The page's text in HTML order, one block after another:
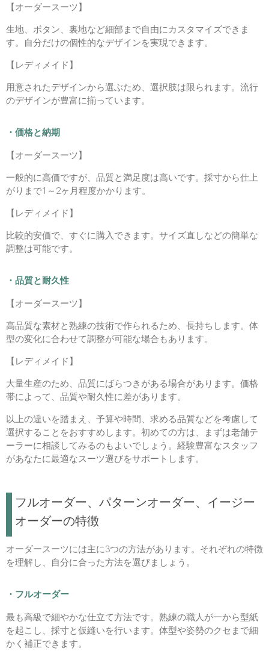
【オーダースーツ】
生地、ボタン、裏地など細部まで自由にカスタマイズできま
す。自分だけの個性的なデザインを実現できます。
【レディメイド】
用意されたデザインから選ぶため、選択肢は限られます。流行
のデザインが豊富に揃っています。
・価格と納期
【オーダースーツ】
一般的に高価ですが、品質と満足度は高いです。採寸から仕上
がりまで1～2ヶ月程度かかります。
【レディメイド】
比較的安価で、すぐに購入できます。サイズ直しなどの簡単な
調整は可能です。
・品質と耐久性
【オーダースーツ】
高品質な素材と熟練の技術で作られるため、長持ちします。体
型の変化に合わせて調整が可能な場合もあります。
【レディメイド】
大量生産のため、品質にばらつきがある場合があります。価格
帯によって、品質や耐久性に差があります。
以上の違いを踏まえ、予算や時間、求める品質などを考慮して
選択することをおすすめします。初めての方は、まずは老舗テ
ーラーに相談してみるのもよいでしょう。経験豊富なスタッフ
があなたに最適なスーツ選びをサポートします。
フルオーダー、パターンオーダー、イージー
オーダーの特徴
オーダースーツには主に3つの方法があります。それぞれの特徴
を理解し、自分に合った方法を選びましょう。
・フルオーダー
最も高級で細やかな仕立て方法です。熟練の職人が一から型紙
を起こし、採寸と仮縫いを行います。体型や姿勢のクセまで細
かく補正できます。